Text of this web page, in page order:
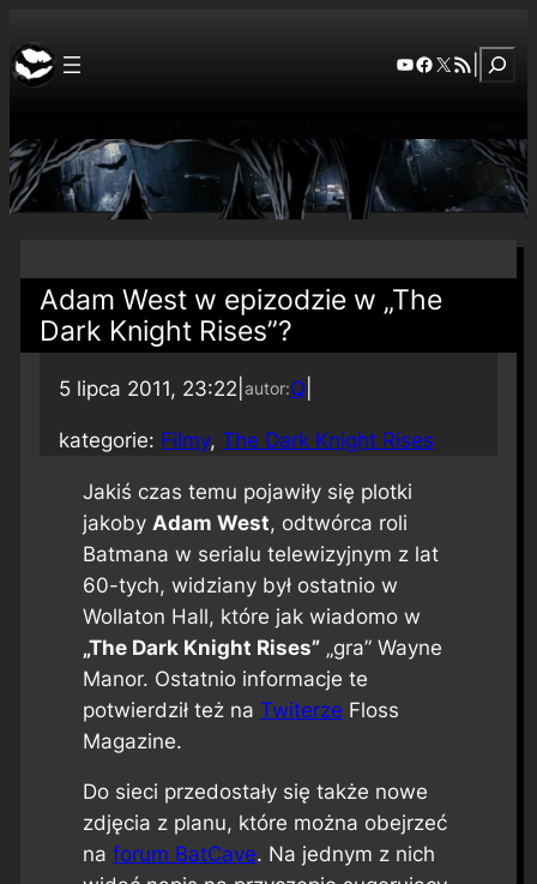
YouTube
Facebook
X RSS Feed
Adam West w epizodzie w „The
Dark Knight Rises”?
5 lipca 2011, 23:22 autor:Q
kategorie: Filmy, The Dark Knight Rises
Jakiś czas temu pojawiły się plotki
jakoby Adam West, odtwórca roli
Batmana w serialu telewizyjnym z lat
60-tych, widziany był ostatnio w
Wollaton Hall, które jak wiadomo w
„The Dark Knight Rises”„gra” Wayne
Manor. Ostatnio informacje te
potwierdził też na Twiterze Floss
Magazine.
Do sieci przedostały się także nowe
zdjęcia z planu, które można obejrzeć
na forum BatCave. Na jednym z nich